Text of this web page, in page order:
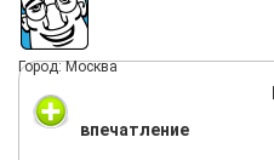
Город: Москва
впечатление